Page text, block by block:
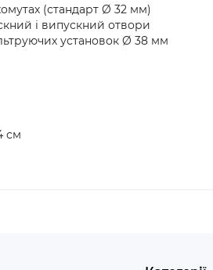
(стандарт Ø 32 мм)
і випускний отвори
установок Ø 38 мм
см